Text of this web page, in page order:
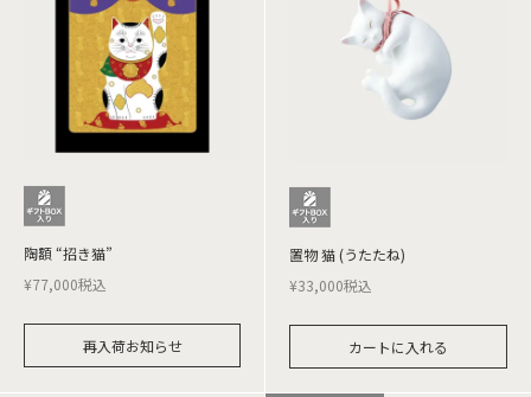
陶額 “招き猫”
¥77,000税込
再入荷お知らせ
置物 猫 (うたたね)
¥33,000税込
カートに入れる